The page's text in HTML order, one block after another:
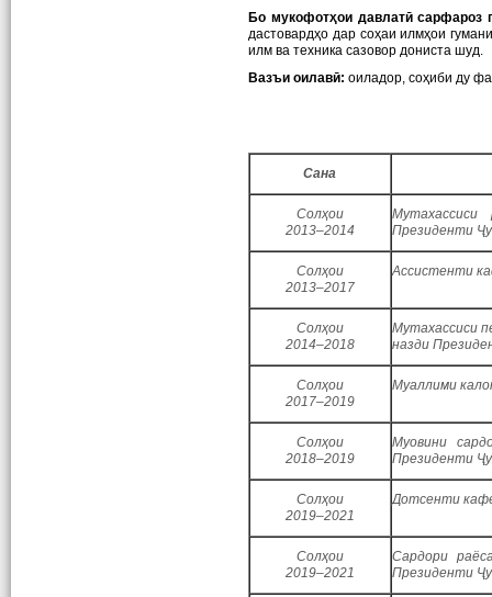
Бо мукофотҳои давлатӣ сарфароз
дастовардҳо дар соҳаи илмҳои
илм ва техника сазовор дониста шуд.
Вазъи оилавӣ: оиладор, соҳиби ду
Сана
Солҳои
2013–2014
Президенти
Солҳои
2013–2017
Ассистенти
Солҳои
2014–2018
Мутахассиси
назди
Солҳои
2017–2019
Муаллими
Солҳои
2018–2019
Муовини
Президенти
Солҳои
2019–2021
Дотсенти
Солҳои
2019–2021
Сардори
Президенти